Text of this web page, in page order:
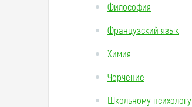
Философия
Французский язык
Химия
Черчение
Школьному психологу